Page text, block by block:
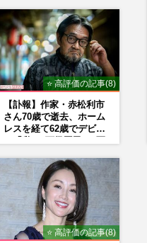
⭐ 高評価の記事(8)
【訃報】作家・赤松利市
さん70歳で逝去、ホーム
レスを経て62歳でデビュ
続けます」壮絶人生
⭐ 高評価の記事(8)